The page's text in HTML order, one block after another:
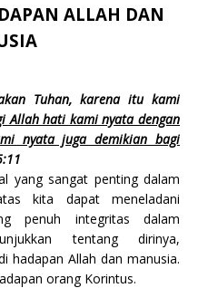
ALLAH DAN
Tuhan, karena itu kami
Allah hati kami nyata dengan
nyata juga demikian bagi
yang sangat penting dalam
kita dapat meneladani
penuh integritas dalam
tentang dirinya,
hadapan Allah dan manusia.
orang Korintus.